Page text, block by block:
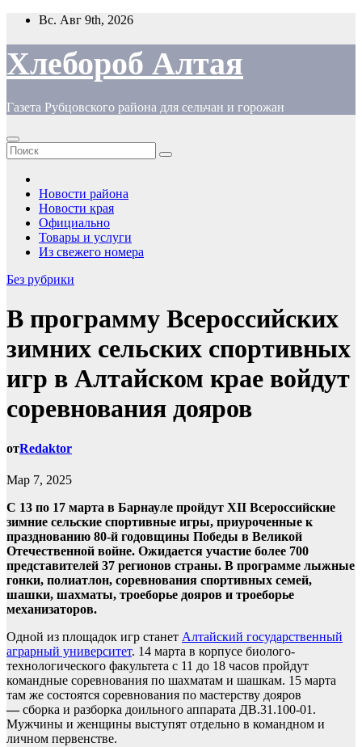
Перейти
содержимому
Вс. Авг 9th, 2026
Хлебороб Алтая
Газета Рубцовского района для сельчан и горожан
Новости района
Новости края
Официально
Товары и услуги
Из свежего номера
Без рубрики
В программу Всероссийских
зимних сельских спортивных
игр в Алтайском крае войдут
соревнования дояров
отRedaktor
Мар 7, 2025
С 13 по 17 марта в Барнауле пройдут XII Всероссийские
зимние сельские спортивные игры, приуроченные к
празднованию 80-й годовщины Победы в Великой
Отечественной войне. Ожидается участие более 700
представителей 37 регионов страны. В программе лыжные
гонки, полиатлон, соревнования спортивных семей,
шашки, шахматы, троеборье дояров и троеборье
механизаторов.
Одной из площадок игр станет Алтайский государственный
аграрный университет. 14 марта в корпусе биолого-
технологического факультета с 11 до 18 часов пройдут
командные соревнования по шахматам и шашкам. 15 марта
там же состоятся соревнования по мастерству дояров
—сборка и разборка доильного аппарата ДВ.31.100-01.
Мужчины и женщины выступят отдельно в командном и
личном первенстве.